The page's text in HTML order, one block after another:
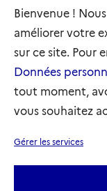
Bienvenue !
améliorer votre
sur ce site. Pour
Données
tout moment,
vous souhaitez
Gérer les services
elysee.fr
refugies.info
Mentions légales